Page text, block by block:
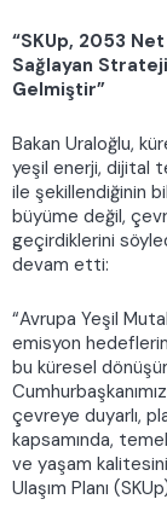
“SKUp, 2053
Sağlayan
Gelmiştir”
Bakan Uraloğlu,
yeşil enerji, dijital
ile şekillendiğinin
büyüme değil,
geçirdiklerini
devam etti:
“Avrupa Yeşil
emisyon
bu küresel
çevreye duyarlı,
kapsamında,
ve yaşam
Ulaşım Planı